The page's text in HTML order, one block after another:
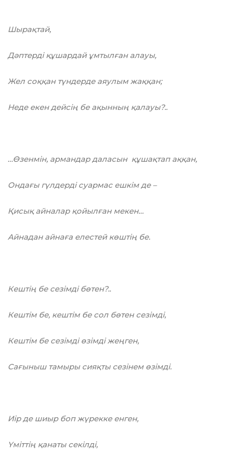
Шырақтай,
Дәптерді құшардай ұмтылған алауы,
Жел соққан түндерде аяулым жаққан;
Неде екен дейсің бе ақынның қалауы?..
…Өзенмін, армандар даласын құшақтап аққан,
Ондағы гүлдерді суармас ешкім де –
Қисық айналар қойылған мекен…
Айнадан айнаға елестей көштің бе.
Кештің бе сезімді бөтен?..
Кештім бе, кештім бе сол бөтен сезімді,
Кештім бе сезімді өзімді жеңген,
Сағыныш тамыры сияқты сезінем өзімді.
Иір де шиыр боп жүрекке енген,
Үміттің қанаты секілді,